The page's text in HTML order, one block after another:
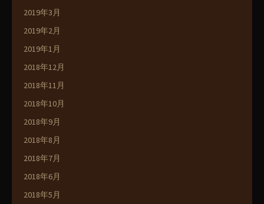
2019年3月
2019年2月
2019年1月
2018年12月
2018年11月
2018年10月
2018年9月
2018年8月
2018年7月
2018年6月
2018年5月